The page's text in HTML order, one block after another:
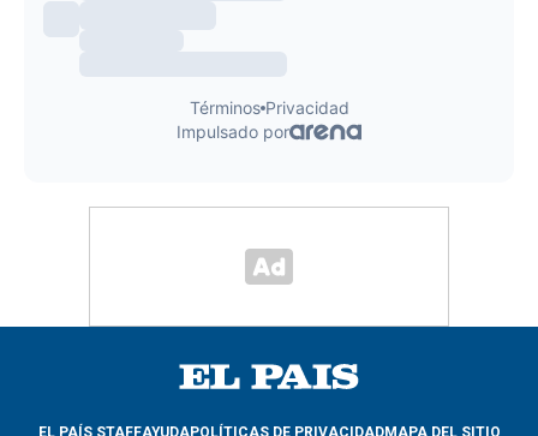
EL PAÍS STAFFAYUDAPOLÍTICAS DE PRIVACIDADMAPA DEL SITIO